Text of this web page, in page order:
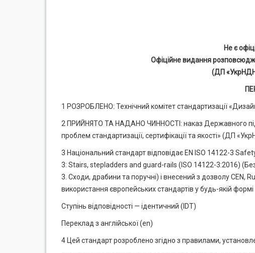
Не є
Офіційне видання
(ДП
1 РОЗРОБЛЕНО: Технічний комітет стандартизації
2 ПРИЙНЯТО ТА НАДАНО ЧИННОСТІ: наказ Державного
проблем стандартизації, сертифікації та якості» (ДП
3 Національний стандарт відповідає EN ISO 14122-3
3: Stairs, stepladders and guard-rails (ISO 14122-3:2016)
3. Сходи, драбини та поручні) і внесений з дозволу CEN,
використання європейських стандартів у будь-якій
Ступінь відповідності — ідентичний (IDT)
Переклад з англійської (en)
4 Цей стандарт розроблено згідно з правилами,